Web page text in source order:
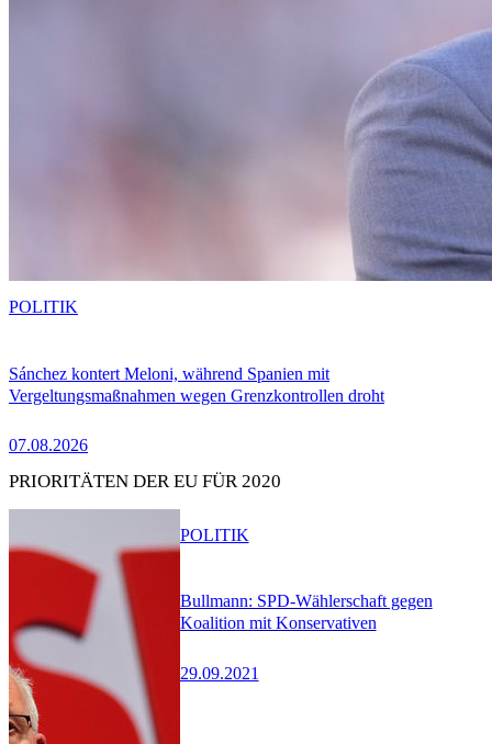
Sánchez kontert Meloni, während Spanien mit
Vergeltungsmaßnahmen wegen Grenzkontrollen droht
07.08.2026
POLITIK
PRIORITÄTEN DER EU FÜR 2020
Bullmann: SPD-Wählerschaft gegen
Koalition mit Konservativen
29.09.2021
POLITIK